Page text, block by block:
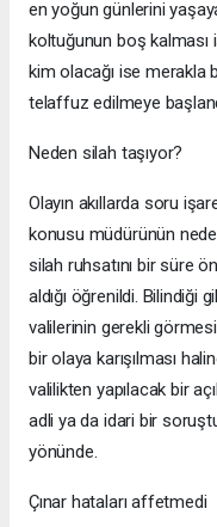
en yoğun günlerini
koltuğunun boş kalması
kim olacağı ise merakla
telaffuz edilmeye
Neden silah taşıyor?
Olayın akıllarda soru
konusu müdürünün
silah ruhsatını bir süre
aldığı öğrenildi. Bilindiği
valilerinin gerekli
bir olaya karışılması
valilikten yapılacak bir
adli ya da idari bir
yönünde.
Çınar hataları affetmedi